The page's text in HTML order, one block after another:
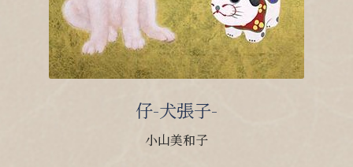
仔-犬張子-
小山美和子